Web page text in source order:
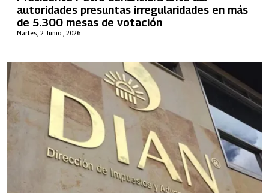
Martes, 2 Junio , 2026
autoridades presuntas irregularidades en más
de 5.300 mesas de votación